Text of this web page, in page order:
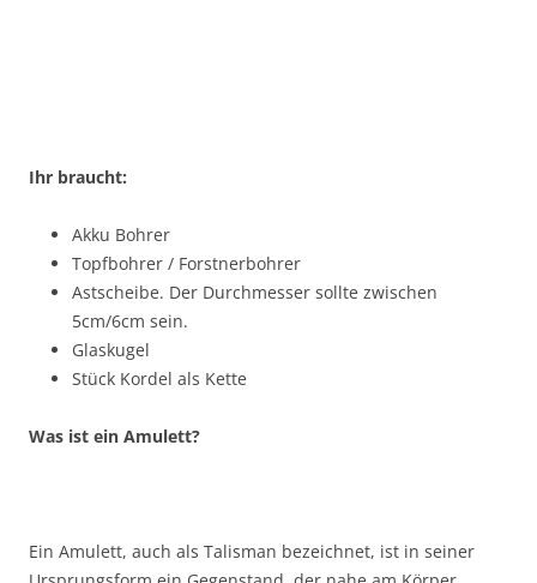
Ihr braucht:
Akku Bohrer
Topfbohrer / Forstnerbohrer
Astscheibe. Der Durchmesser sollte zwischen
5cm/6cm sein.
Glaskugel
Stück Kordel als Kette
Was ist ein Amulett?
Ein Amulett, auch als Talisman bezeichnet, ist in seiner